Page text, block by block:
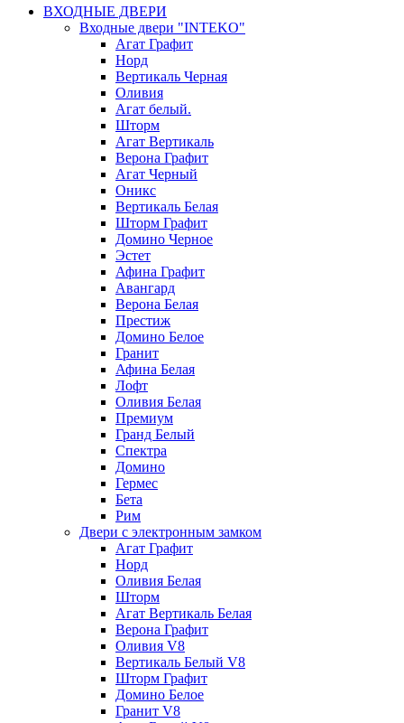
ВХОДНЫЕ ДВЕРИ
Входные двери "INTEKO"
Агат Графит
Норд
Вертикаль Черная
Оливия
Агат белый.
Шторм
Агат Вертикаль
Верона Графит
Агат Черный
Оникс
Вертикаль Белая
Шторм Графит
Домино Черное
Эстет
Афина Графит
Авангард
Верона Белая
Престиж
Домино Белое
Гранит
Афина Белая
Лофт
Оливия Белая
Премиум
Гранд Белый
Спектра
Домино
Гермес
Бета
Рим
Двери с электронным замком
Агат Графит
Норд
Оливия Белая
Шторм
Агат Вертикаль Белая
Верона Графит
Оливия V8
Вертикаль Белый V8
Шторм Графит
Домино Белое
Гранит V8